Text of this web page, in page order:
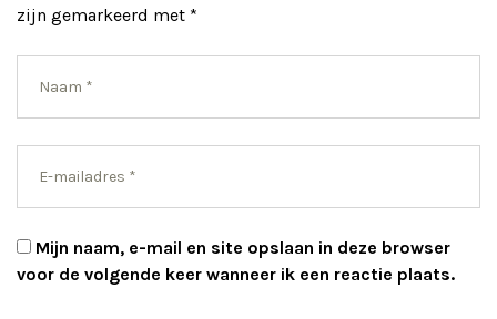
zijn gemarkeerd met *
Mijn naam, e-mail en site opslaan in deze browser
voor de volgende keer wanneer ik een reactie plaats.